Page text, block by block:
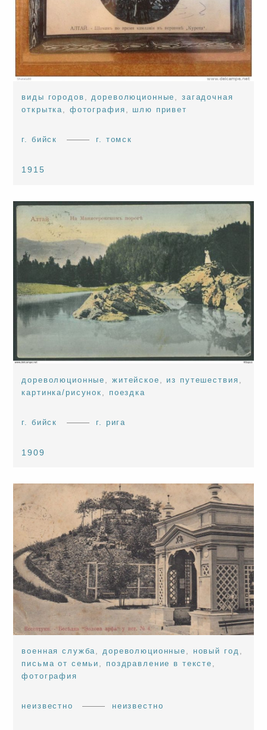
виды городов ,дореволюционные ,загадочная
открытка, фотография , шлю привет
г. бийск г. томск
1915
дореволюционные житейское из путешествия
картинка/рисунок
поездка
г. бийск г. рига
1909
военная служба дореволюционные новый год
письма от семьи
поздравление в тексте
фотография
неизвестно неизвестно